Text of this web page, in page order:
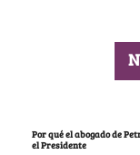
Por qué el abogado de
el Presidente